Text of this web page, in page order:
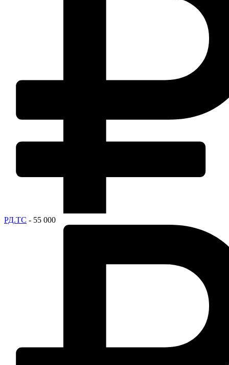
РД.ТС - 55 000